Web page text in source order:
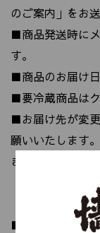
のご案内」をお
■商品発送時に
す。
■商品のお届け
■要冷蔵商品は
■お届け先が変
願いいたします
きます。
【キャンセルに
■商品の特性上